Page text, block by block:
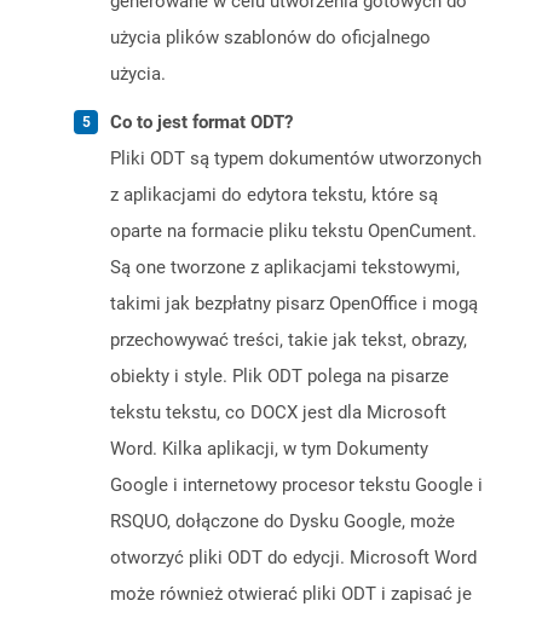
użycia plików szablonów do oficjalnego
użycia.
Co to jest format ODT?
Pliki ODT są typem dokumentów utworzonych
z aplikacjami do edytora tekstu, które są
oparte na formacie pliku tekstu OpenCument.
Są one tworzone z aplikacjami tekstowymi,
takimi jak bezpłatny pisarz OpenOffice i mogą
przechowywać treści, takie jak tekst, obrazy,
obiekty i style. Plik ODT polega na pisarze
tekstu tekstu, co DOCX jest dla Microsoft
Word. Kilka aplikacji, w tym Dokumenty
Google i internetowy procesor tekstu Google i
RSQUO, dołączone do Dysku Google, może
otworzyć pliki ODT do edycji. Microsoft Word
może również otwierać pliki ODT i zapisać je